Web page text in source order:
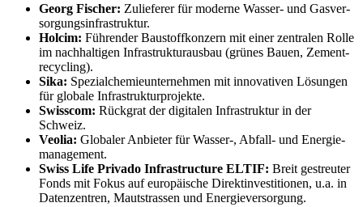
Georg Fischer: Zulie­ferer für moderne Wasser- und Gasver­
sor­gungs­in­fra­struktur.
Holcim: Führender Baustoff­kon­zern mit einer zentralen Rolle
im nachhal­tigen Infra­struk­tur­ausbau (grünes Bauen, Zement­
re­cy­cling).
Sika: Spezi­al­che­mie­un­ter­nehmen mit innova­tiven Lösungen
für globale Infra­struk­tur­pro­jekte.
Swisscom: Rückgrat der digitalen Infra­struktur in der
Schweiz.
Veolia: Globaler Anbieter für Wasser‑, Abfall- und Energie­
ma­nage­ment.
Swiss Life Privado Infras­truc­ture ELTIF: Breit gestreuter
Fonds mit Fokus auf europäi­sche Direkt­in­ve­sti­tionen, u.a. in
Daten­zen­tren, Mautstrassen und Energie­ver­sor­gung.